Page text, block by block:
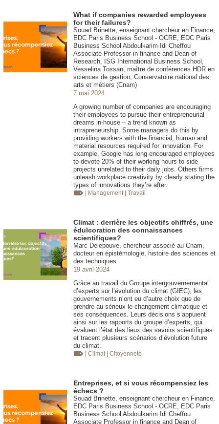
What if companies rewarded employees
for their failures?
Souad Brinette, enseignant chercheur en Finance,
EDC Paris Business School - OCRE, EDC Paris
Business School Abdoulkarim Idi Cheffou
Associate Professor in finance and Dean of
Research, ISG International Business School,
Vesselina Tossan, maître de conférences HDR en
sciences de gestion, Conservatoire national des
arts et métiers (Cnam)
7 mai 2024
A growing number of companies are encouraging
their employees to pursue their entrepreneurial
dreams in-house – a trend known as
intrapreneurship. Some managers do this by
providing workers with the financial, human and
material resources required for innovation. For
example, Google has long encouraged employees
to devote 20% of their working hours to side
projects unrelated to their daily jobs. Others firms
unleash workplace creativity by clearly stating the
types of innovations they’re after.
| Management | Travail
Climat : derrière les objectifs chiffrés, une
édulcoration des connaissances
scientifiques?
Marc Delepouve, chercheur associé au Cnam,
docteur en épistémologie, histoire des sciences et
des techniques
19 avril 2024
Grâce au travail du Groupe intergouvernemental
d’experts sur l’évolution du climat (GIEC), les
gouvernements n’ont eu d’autre choix que de
prendre au sérieux le changement climatique et
ses conséquences. Leurs décisions s’appuient
ainsi sur les rapports du groupe d’experts, qui
évaluent l’état des lieux des savoirs scientifiques
et tracent plusieurs scénarios d’évolution future
du climat.
| Climat | Citoyenneté
Entreprises, et si vous récompensiez les
échecs ?
Souad Brinette, enseignant chercheur en Finance,
EDC Paris Business School - OCRE, EDC Paris
Business School Abdoulkarim Idi Cheffou
Associate Professor in finance and Dean of